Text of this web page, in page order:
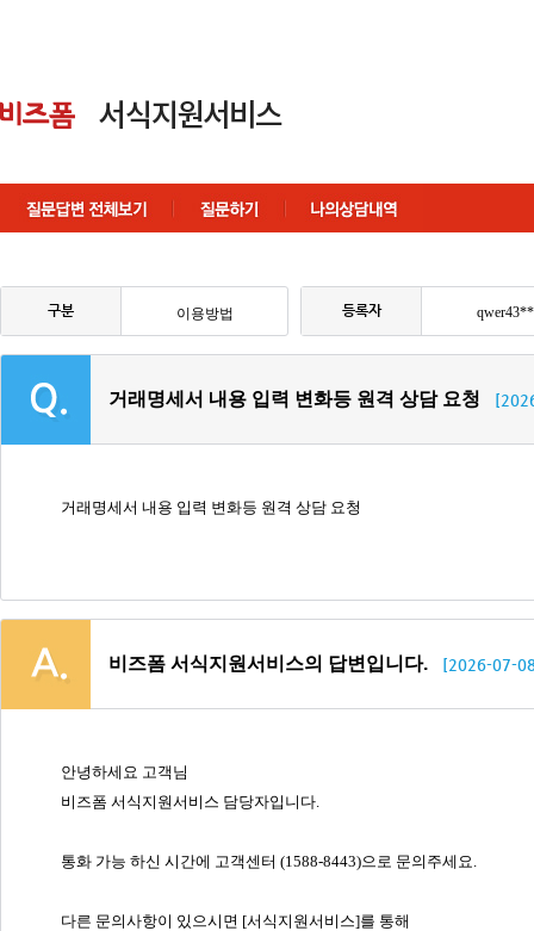
구분 이용방법 등록자 qwer43**
거래명세서 내용 입력 변화등 원격 상담 요청
거래명세서 내용 입력 변화등 원격 상담 요청
비즈폼 서식지원서비스의 답변입니다. [2026-07-
안녕하세요 고객님
비즈폼 서식지원서비스 담당자입니다.
통화 가능 하신 시간에 고객센터 (1588-8443)으로 문의주세요.
다른 문의사항이 있으시면 [서식지원서비스]를 통해